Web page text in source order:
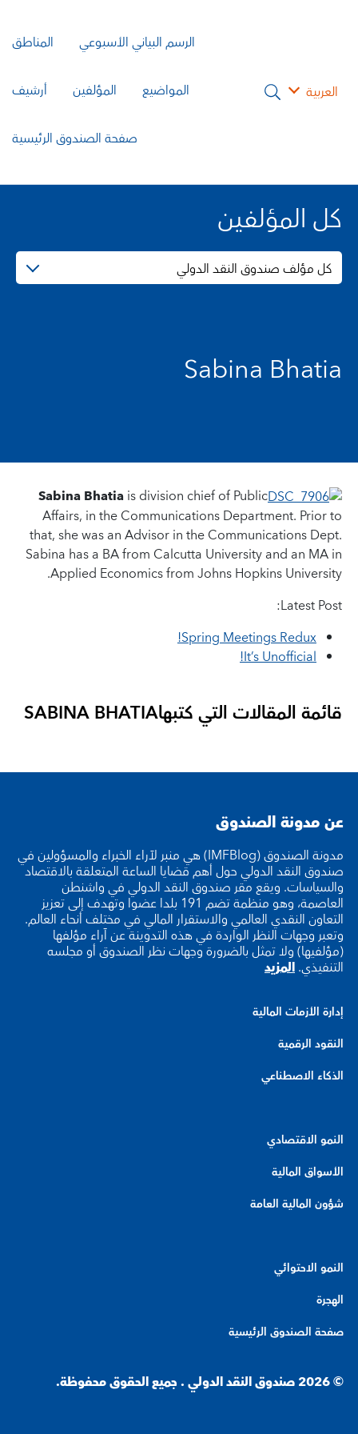
العربية
الرسم البياني الأسبوعي المناطق
المواضيع المؤلفين أرشيف
صفحة الصندوق الرئيسية
كل المؤلفين
كل مؤلف صندوق النقد الدولي
Sabina Bhatia
Sabina Bhatiais division chief of Public
Affairs, in the Communications Department. Prior to
that, she was an Advisor in the Communications Dept.
Sabina has a BA from Calcutta University and an MA in
Applied Economics from Johns Hopkins University.
Latest Post:
Spring Meetings Redux!
It’s Unofficial!
قائمة المقالات التي كتبهاSABINA BHATIA
عن مدونة الصندوق
مدونة الصندوق (IMFBlog) هي منبر لآراء الخبراء والمسؤولين في
صندوق النقد الدولي حول أهم قضايا الساعة المتعلقة بالاقتصاد
والسياسات. ويقع مقر صندوق النقد الدولي في واشنطن
العاصمة، وهو منظمة تضم 191 بلدا عضوا وتهدف إلى تعزيز
التعاون النقدي العالمي والاستقرار المالي في مختلف أنحاء العالم.
وتعبر وجهات النظر الواردة في هذه التدوينة عن آراء مؤلفها
(مؤلفيها) ولا تمثل بالضرورة وجهات نظر الصندوق أو مجلسه
التنفيذي.المزيد
إدارة الأزمات المالية
النقود الرقمية
الذكاء الاصطناعي
النمو الاقتصادي
الأسواق المالية
شؤون المالية العامة
النمو الاحتوائي
الهجرة
صفحة الصندوق الرئيسية
© 2026 صندوق النقد الدولي . جميع الحقوق محفوظة.